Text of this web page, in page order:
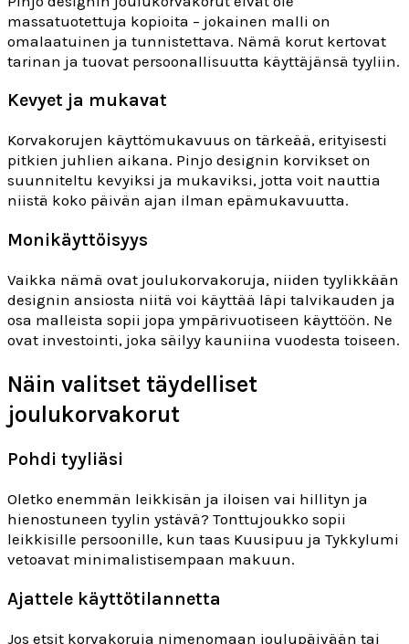
massatuotettuja kopioita – jokainen malli on
omalaatuinen ja tunnistettava. Nämä korut kertovat
tarinan ja tuovat persoonallisuutta käyttäjänsä tyyliin.
Kevyet ja mukavat
Korvakorujen käyttömukavuus on tärkeää, erityisesti
pitkien juhlien aikana. Pinjo designin korvikset on
suunniteltu kevyiksi ja mukaviksi, jotta voit nauttia
niistä koko päivän ajan ilman epämukavuutta.
Monikäyttöisyys
Vaikka nämä ovat joulukorvakoruja, niiden tyylikkään
designin ansiosta niitä voi käyttää läpi talvikauden ja
osa malleista sopii jopa ympärivuotiseen käyttöön. Ne
ovat investointi, joka säilyy kauniina vuodesta toiseen.
Näin valitset täydelliset
joulukorvakorut
Pohdi tyyliäsi
Oletko enemmän leikkisän ja iloisen vai hillityn ja
hienostuneen tyylin ystävä? Tonttujoukko sopii
leikkisille persoonille, kun taas Kuusipuu ja Tykkylumi
vetoavat minimalistisempaan makuun.
Ajattele käyttötilannetta
Jos etsit korvakoruja nimenomaan joulupäivään tai